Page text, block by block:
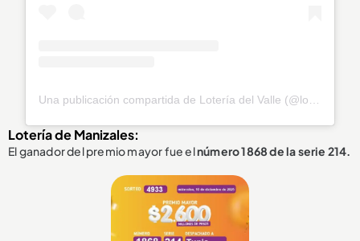
Lotería de Manizales:
El ganador del premio mayor fue elnúmero 1868 de la serie 214.